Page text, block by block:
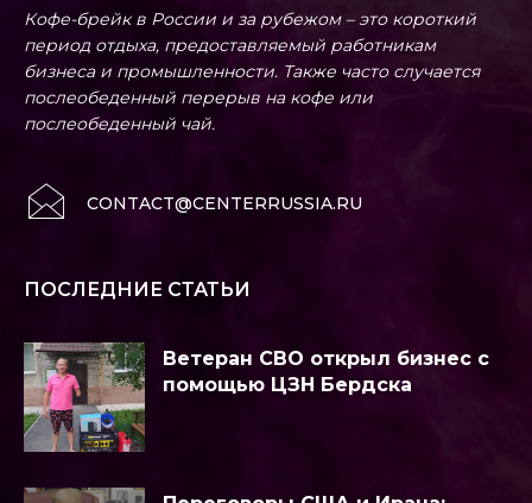
Кофе-брейк в России и за рубежом – это короткий
период отдыха, предоставляемый работникам
бизнеса и промышленности. Также часто случается
послеобеденный перерыв на кофе или
послеобеденный чай.
CONTACT@CENTERRUSSIA.RU
ПОСЛЕДНИЕ СТАТЬИ
Ветеран СВО открыл бизнес с
помощью ЦЗН Бердска